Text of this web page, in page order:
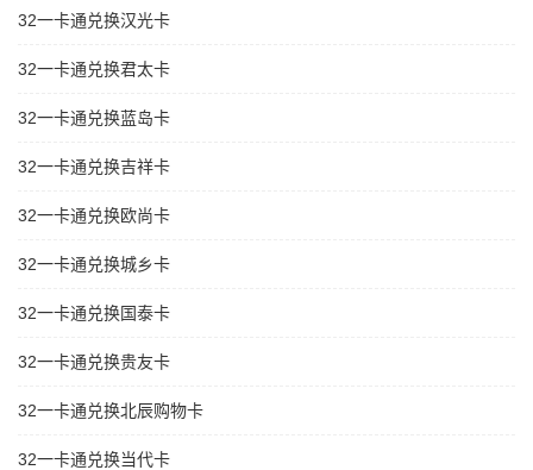
32一卡通兑换汉光卡
32一卡通兑换君太卡
32一卡通兑换蓝岛卡
32一卡通兑换吉祥卡
32一卡通兑换欧尚卡
32一卡通兑换城乡卡
32一卡通兑换国泰卡
32一卡通兑换贵友卡
32一卡通兑换北辰购物卡
32一卡通兑换当代卡